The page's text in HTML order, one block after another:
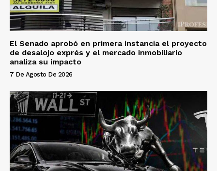
El Senado aprobó en primera instancia el proyecto
de desalojo exprés y el mercado inmobiliario
analiza su impacto
7 De Agosto De 2026